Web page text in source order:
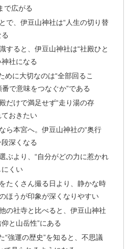
で広がる
で、伊豆山神社は“人生の切り替
すると、伊豆山神社は“社殿ひと
社になる
めに大切なのは“全部回るこ
番で意味をつなぐか”である
だけで満足せず“走り湯の存
おきたい
ら本宮へ。伊豆山神社の“奥行
深くなる
ぶより、“自分がどの力に惹かれ
にくい
たくさん撮る日より、静かな時
ほうが印象が深くなりやすい
の社寺と比べると、伊豆山神社
と山岳性”にある
“強運の歴史”を知ると、不思議